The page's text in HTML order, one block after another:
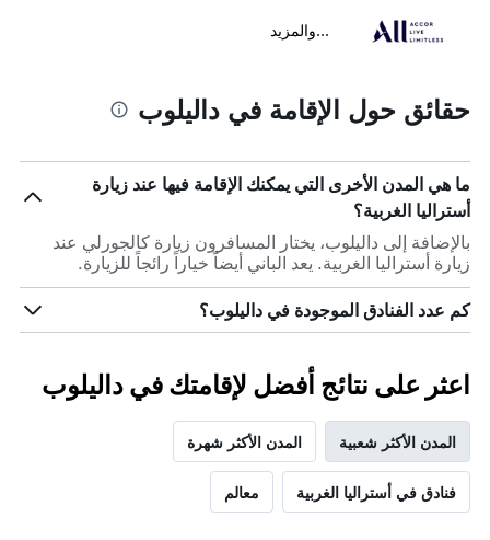
...والمزيد
حقائق حول الإقامة في داليلوب
ما هي المدن الأخرى التي يمكنك الإقامة فيها عند زيارة
أستراليا الغربية؟
بالإضافة إلى داليلوب، يختار المسافرون زيارة كالجورلي عند
زيارة أستراليا الغربية. يعد الباني أيضاً خياراً رائجاً للزيارة.
كم عدد الفنادق الموجودة في داليلوب؟
اعثر على نتائج أفضل لإقامتك في داليلوب
المدن الأكثر شعبية المدن الأكثر شهرة
فنادق في أستراليا الغربية معالم